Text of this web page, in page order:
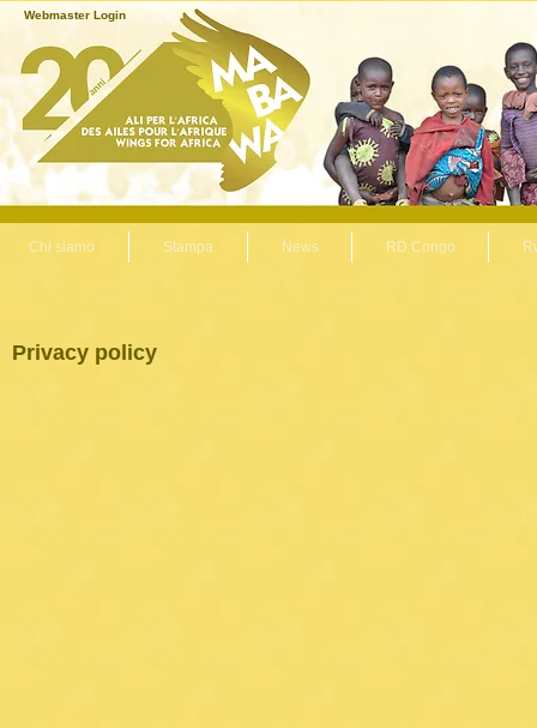
Webmaster Login
Chi siamo Stampa News RD Congo
Privacy policy